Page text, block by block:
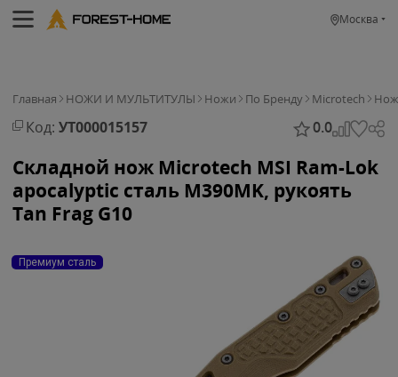
Москва
Главная НОЖИ И МУЛЬТИТУЛЫ Ножи По Бренду Microtech Нож
Код: УТ000015157 0.0
Складной нож Microtech MSI Ram-Lok
apocalyptic сталь M390MK, рукоять
Tan Frag G10
Премиум сталь